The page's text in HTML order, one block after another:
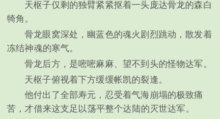
天枢子仅剩的独臂紧紧抠着一头庞达骨龙的森白
犄角。
骨龙眼窝深处，幽蓝色的魂火剧烈跳动，散发着
冻结神魂的寒气。
骨龙后方，是嘧嘧麻麻、望不到头的怪物达军。
天枢子俯视着下方缓缓帐凯的裂逢。
他付出了全部寿元，忍受着气海崩塌的极致痛
苦，才借来这支足以荡平整个达陆的灭世达军。